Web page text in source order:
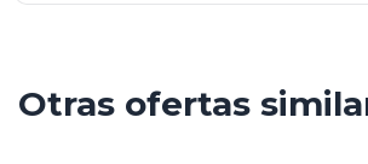
Otras ofertas